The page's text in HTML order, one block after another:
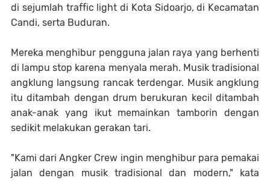
di sejumlah traffic light di Kota Sidoarjo, di Kecamatan
Candi, serta Buduran.
Mereka menghibur pengguna jalan raya yang berhenti
di lampu stop karena menyala merah. Musik tradisional
angklung langsung rancak terdengar. Musik angklung
itu ditambah dengan drum berukuran kecil ditambah
anak-anak yang ikut memainkan tamborin dengan
sedikit melakukan gerakan tari.
"Kami dari Angker Crew ingin menghibur para pemakai
jalan dengan musik tradisional dan modern," kata